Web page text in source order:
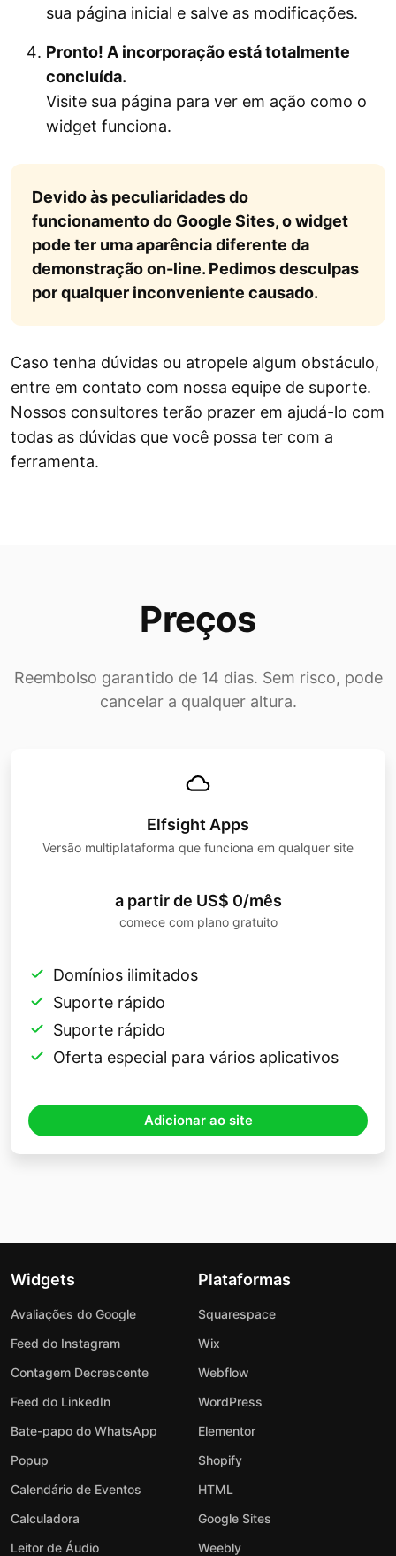
sua página inicial e salve as modificações.
Pronto! A incorporação está totalmente
concluída.
Visite sua página para ver em ação como o
widget funciona.
Devido às peculiaridades do
funcionamento do Google Sites, o widget
pode ter uma aparência diferente da
demonstração on-line. Pedimos desculpas
por qualquer inconveniente causado.
Caso tenha dúvidas ou atropele algum obstáculo,
entre em contato com nossa equipe de suporte.
Nossos consultores terão prazer em ajudá-lo com
todas as dúvidas que você possa ter com a
ferramenta.
Preços
Reembolso garantido de 14 dias. Sem risco, pode
cancelar a qualquer altura.
Elfsight Apps
Versão multiplataforma que funciona em qualquer site
a partir de US$ 0/mês
comece com plano gratuito
Domínios ilimitados
Suporte rápido
Suporte rápido
Oferta especial para vários aplicativos
Adicionar ao site
Widgets
Avaliações do Google
Feed do Instagram
Contagem Decrescente
Feed do LinkedIn
Bate-papo do WhatsApp
Popup
Calendário de Eventos
Calculadora
Leitor de Áudio
Plataformas
Squarespace
Wix
Webflow
WordPress
Elementor
Shopify
HTML
Google Sites
Weebly